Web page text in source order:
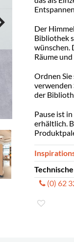
Der
Bibliothek
wünschen.
Räume
Ordnen
verwenden
der
Pause ist
erhältlich.
Sitzhöhe
(0) 62